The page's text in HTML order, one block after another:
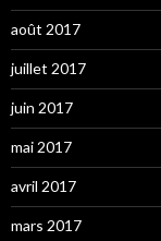
août 2017
juillet 2017
juin 2017
mai 2017
avril 2017
mars 2017